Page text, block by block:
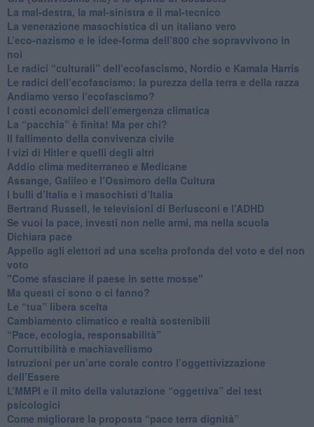
​La mal-destra, la mal-sinistra e il mal-tecnico
​La venerazione masochistica di un italiano vero
​L’eco-nazismo e le idee-forma dell’800 che sopravvivono in
noi
​Le radici “culturali” dell’ecofascismo, Nordio e Kamala Harris
Le radici dell’ecofascismo: la purezza della terra e della razza
Andiamo verso l’ecofascismo?
I costi economici dell’emergenza climatica
​La “pacchia” è finita! Ma per chi?
​Il fallimento della convivenza civile
​I vizi di Hitler e quelli degli altri
Addio clima mediterraneo e Medicane
​Assange, Galileo e l’Ossimoro della Cultura
​I bulli d’Italia e i masochisti d’Italia
​Bertrand Russell, le televisioni di Berlusconi e l’ADHD
​Se vuoi la pace, investi non nelle armi, ma nella scuola
​Dichiara pace
​Appello agli elettori ad una scelta profonda del voto e del non
voto
"Come sfasciare il paese in sette mosse"
​Ma questi ci sono o ci fanno?
​Le “tua” libera scelta
Cambiamento climatico e realtà sostenibili
“Pace, ecologia, responsabilità”
​Corruttibilità e machiavellismo
Istruzioni per un’arte corale contro l’oggettivizzazione
dell’Essere
​L’MMPI e il mito della valutazione “oggettiva” dei test
psicologici
Come migliorare la proposta “pace terra dignità”